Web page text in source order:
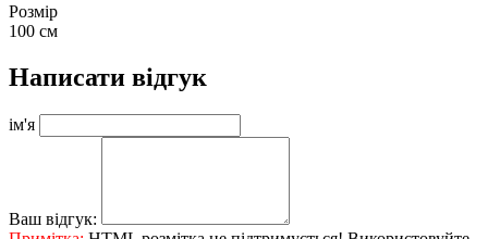
Розмір
100 см
Написати відгук
ім'я
Ваш відгук: